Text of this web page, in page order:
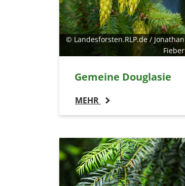
© Landesforsten.RLP.de / Jonathan
Fieber
Gemeine Douglasie
MEHR